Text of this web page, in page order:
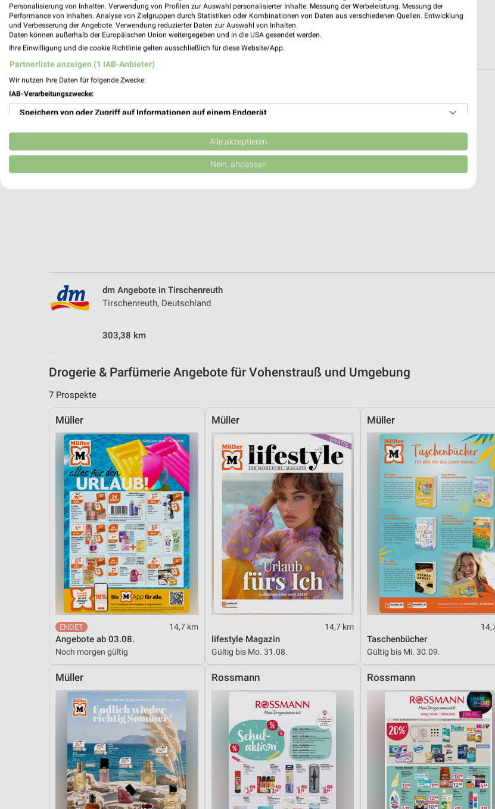
Wernberg-Köblitz, Deutschland
343,80 km
dm Angebote in Tirschenreuth
Tirschenreuth, Deutschland
303,38 km
Drogerie & Parfümerie Angebote für Vohenstrauß und Umgebung
7 Prospekte
Müller
14,7 km
Angebote ab 03.08.
Noch morgen gültig
Müller
14,7 km
lifestyle Magazin
Gültig bis Mo. 31.08.
Müller
Taschenbücher
Gültig bis Mi. 30.09.
Müller Rossmann Rossmann
Personalisierung von Inhalten. Verwendung von Profilen zur Auswahl personalisierter Inhalte. Messung der Werbeleistung. Messung der
Performance von Inhalten. Analyse von Zielgruppen durch Statistiken oder Kombinationen von Daten aus verschiedenen Quellen. Entwicklung
und Verbesserung der Angebote. Verwendung reduzierter Daten zur Auswahl von Inhalten.
Daten können außerhalb der Europäischen Union weitergegeben und in die USA gesendet werden.
Ihre Einwilligung und die cookie Richtlinie gelten ausschließlich für diese Website/App.
Partnerliste anzeigen (1 IAB-Anbieter)
Wir nutzen Ihre Daten für folgende Zwecke:
IAB-Verarbeitungszwecke:
Speichern von oder Zugriff auf Informationen auf einem Endgerät
Verwendung reduzierter Daten zur Auswahl von Werbeanzeigen
Erstellung von Profilen für personalisierte Werbung
Messung der Performance von Inhalten
Analyse von Zielgruppen durch Statistiken oder Kombinationen von Daten aus verschiedenen
Entwicklung und Verbesserung der Angebote
Verwendung reduzierter Daten zur Auswahl von Inhalten
Nicht-IAB-Verarbeitungszwecke:
Performance
Alle akzeptieren
Nein, anpassen